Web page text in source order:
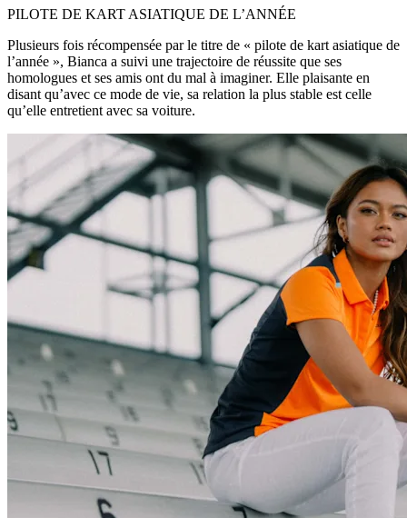
PILOTE DE KART ASIATIQUE DE L’ANNÉE
Plusieurs fois récompensée par le titre de « pilote de kart asiatique de
l’année », Bianca a suivi une trajectoire de réussite que ses
homologues et ses amis ont du mal à imaginer. Elle plaisante en
disant qu’avec ce mode de vie, sa relation la plus stable est celle
qu’elle entretient avec sa voiture.